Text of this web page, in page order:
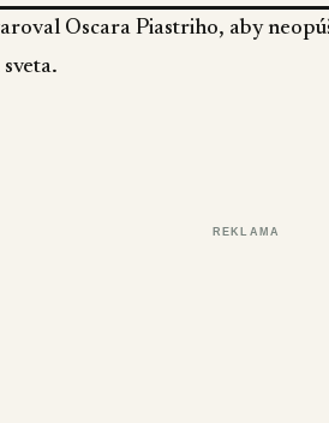
Oscara Piastriho, aby
REKLAMA